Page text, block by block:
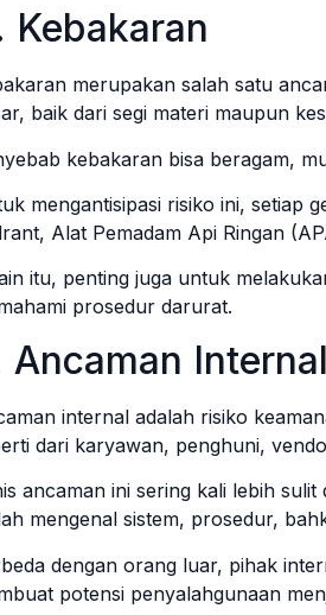
Kebakaran
merupakan salah satu
baik dari segi materi maupun
kebakaran bisa beragam,
mengantisipasi risiko ini, setiap
Alat Pemadam Api Ringan
itu, penting juga untuk
prosedur darurat.
Ancaman
internal adalah risiko
dari karyawan, penghuni,
ancaman ini sering kali lebih
mengenal sistem, prosedur,
dengan orang luar, pihak
potensi penyalahgunaan